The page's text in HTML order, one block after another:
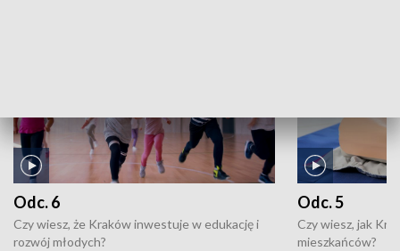
Odc. 6
Czy wiesz, że Kraków inwestuje w edukację i
rozwój młodych?
Odc. 5
Czy wiesz, jak
mieszkańców?